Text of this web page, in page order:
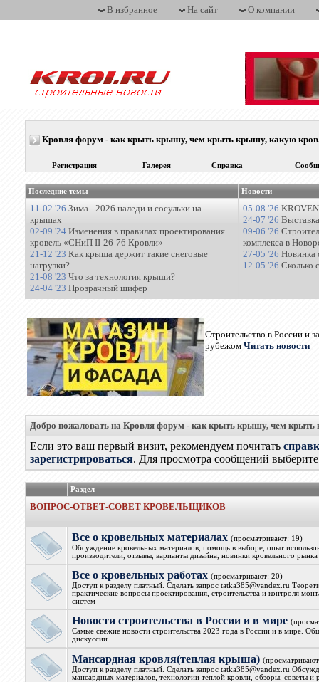
В избранное На сайт О компании
Кровля форум - как крыть крышу, чем крыть крышу, какую
Регистрация Галерея Справка
Последние темы Новости
11-02 '26 Зима - 2026 наледи и сосульки на
крышах
02-09 '24 Изменения в правилах проектирования
кровель «СНиП II-26-76 Кровли»
21-12 '23 Как крыша держит такие снеговые
нагрузки?
21-08 '23 Что за технология крыши?
24-04 '23 Прозрачный шифер
05-08 '26
24-07 '26
09-06 '26
комплекса в
27-05 '26 Новинка
12-05 '26 Сколько
Строительство в России и за
рубежомЧитать новости
Добро пожаловать на Кровля форум - как крыть крышу, чем
Если это ваш первый визит, рекомендуем почитать
зарегистрироваться. Для просмотра сообщений выберите
Раздел
ВОПРОС-ОТВЕТ-СОВЕТ КРОВЕЛЬЩИКОВ
Все о кровельных материалах (просматривают: 19)
Обсуждение кровельных материалов, помощь в выборе, опыт
производители, отзывы, варианты дизайна, новинки кровельного рынка
Все о кровельных работах (просматривают: 20)
Доступ к разделу платный. Сделать запрос tatka385@yandex.ru
практические вопросы проектирования, строительства и контроля
систем
Новости строительства в России и в мире
Самые свежие новости строительства 2023 года в России и в мире.
дискуссии.
Мансардная кровля(теплая крыша)
Доступ к разделу платный. Сделать запрос tatka385@yandex.ru
мансардных материалов, технологии теплой кровли, обзоры, советы и